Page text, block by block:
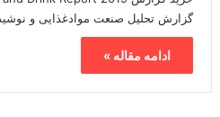
گزارش تحلیل صنعت موادغذایی و
ادامه مقاله »